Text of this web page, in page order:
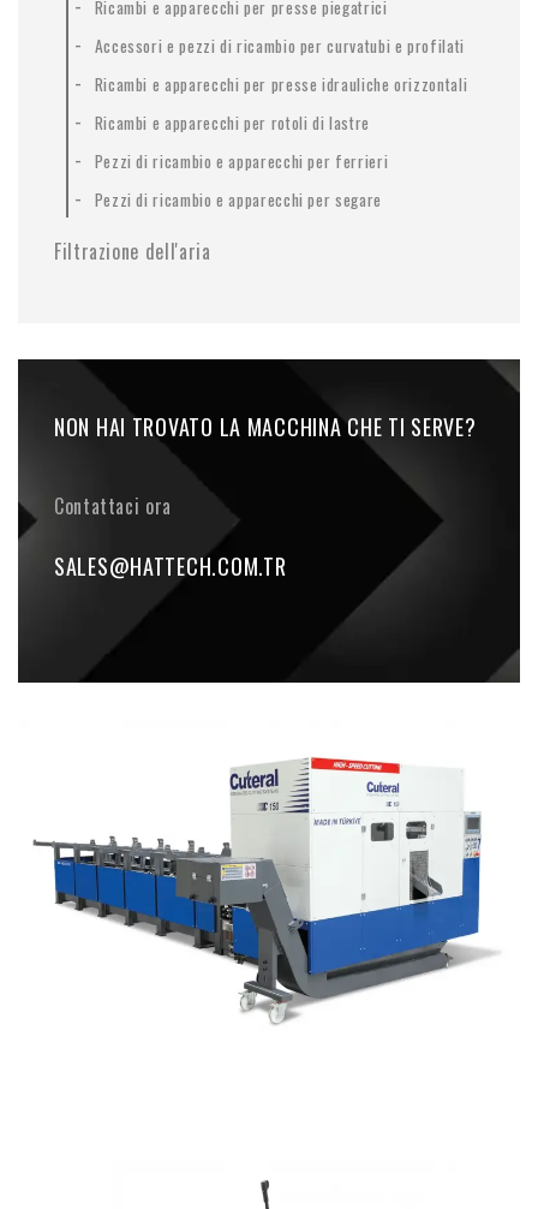
- Ricambi e apparecchi per presse piegatrici
- Accessori e pezzi di ricambio per curvatubi e profilati
- Ricambi e apparecchi per presse idrauliche orizzontali
- Ricambi e apparecchi per rotoli di lastre
- Pezzi di ricambio e apparecchi per ferrieri
- Pezzi di ricambio e apparecchi per segare
Filtrazione dell'aria
NON HAI TROVATO LA MACCHINA CHE TI SERVE?
Contattaci ora
SALES@HATTECH.COM.TR